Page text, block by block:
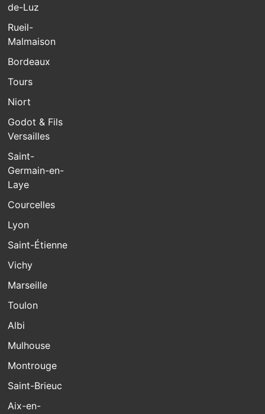
de-Luz
Rueil-
Malmaison
Bordeaux
Tours
Niort
Godot & Fils
Versailles
Saint-
Germain-en-
Laye
Courcelles
Lyon
Saint-Étienne
Vichy
Marseille
Toulon
Albi
Mulhouse
Montrouge
Saint-Brieuc
Aix-en-